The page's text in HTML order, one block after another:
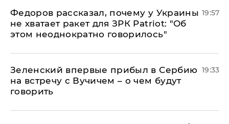
Федоров рассказал, почему у Украины
не хватает ракет для ЗРК Patriot: "Об
этом неоднократно говорилось"
19:57
Зеленский впервые прибыл в Сербию
на встречу с Вучичем – о чем будут
говорить
19:33